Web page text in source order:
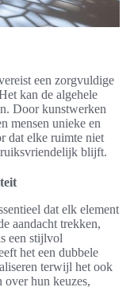
een zorgvuldige
kan de algehele
Door kunstwerken
mensen unieke en
dat elke ruimte niet
blijft.
dat elk element
aandacht trekken,
een stijlvol
het een dubbele
terwijl het ook
hun keuzes,